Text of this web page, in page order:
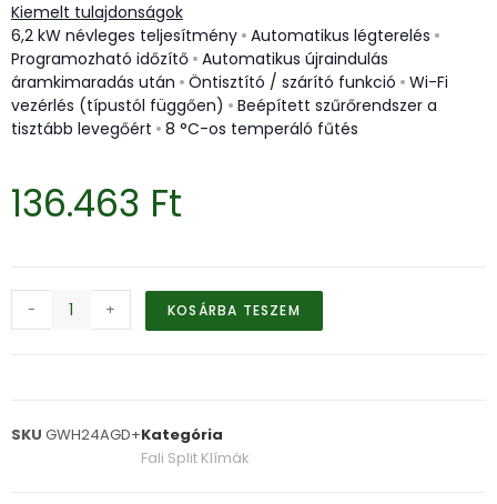
Kiemelt tulajdonságok
6,2 kW névleges teljesítmény • Automatikus légterelés •
Programozható időzítő • Automatikus újraindulás
áramkimaradás után • Öntisztító / szárító funkció • Wi-Fi
vezérlés (típustól függően) • Beépített szűrőrendszer a
tisztább levegőért • 8 °C-os temperáló fűtés
136.463 Ft
- + KOSÁRBA TESZEM
SKU GWH24AGD+Kategória
Fali Split Klímák